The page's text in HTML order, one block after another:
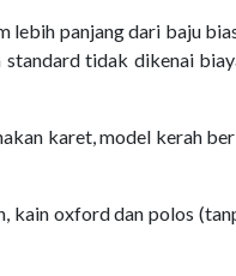
panjang dari baju
tidak dikenai
karet, model kerah
kain oxford dan polos